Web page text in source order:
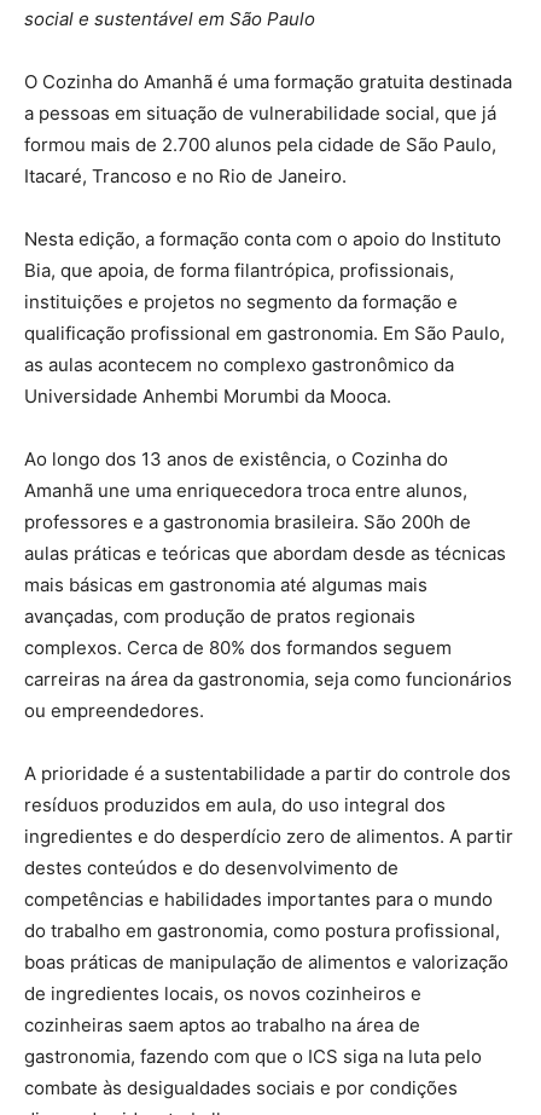
social e sustentável em São Paulo
O Cozinha do Amanhã é uma formação gratuita destinada
a pessoas em situação de vulnerabilidade social, que já
formou mais de 2.700 alunos pela cidade de São Paulo,
Itacaré, Trancoso e no Rio de Janeiro.
Nesta edição, a formação conta com o apoio do Instituto
Bia, que apoia, de forma filantrópica, profissionais,
instituições e projetos no segmento da formação e
qualificação profissional em gastronomia. Em São Paulo,
as aulas acontecem no complexo gastronômico da
Universidade Anhembi Morumbi da Mooca.
Ao longo dos 13 anos de existência, o Cozinha do
Amanhã une uma enriquecedora troca entre alunos,
professores e a gastronomia brasileira. São 200h de
aulas práticas e teóricas que abordam desde as técnicas
mais básicas em gastronomia até algumas mais
avançadas, com produção de pratos regionais
complexos. Cerca de 80% dos formandos seguem
carreiras na área da gastronomia, seja como funcionários
ou empreendedores.
A prioridade é a sustentabilidade a partir do controle dos
resíduos produzidos em aula, do uso integral dos
ingredientes e do desperdício zero de alimentos. A partir
destes conteúdos e do desenvolvimento de
competências e habilidades importantes para o mundo
do trabalho em gastronomia, como postura profissional,
boas práticas de manipulação de alimentos e valorização
de ingredientes locais, os novos cozinheiros e
cozinheiras saem aptos ao trabalho na área de
gastronomia, fazendo com que o ICS siga na luta pelo
combate às desigualdades sociais e por condições